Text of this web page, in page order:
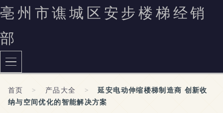
亳州市谯城区安步楼梯经销
部
首页 > 产品大全 >
延安电动伸缩楼梯制造商 创新收
纳与空间优化的智能解决方案